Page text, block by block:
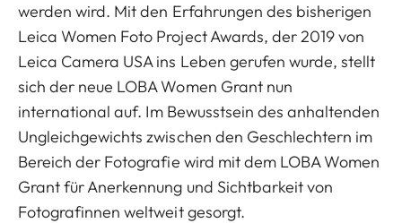
werden wird. Mit den Erfahrungen des bisherigen
Leica Women Foto Project Awards, der 2019 von
Leica Camera USA ins Leben gerufen wurde, stellt
sich der neue LOBA Women Grant nun
international auf. Im Bewusstsein des anhaltenden
Ungleichgewichts zwischen den Geschlechtern im
Bereich der Fotografie wird mit dem LOBA Women
Grant für Anerkennung und Sichtbarkeit von
Fotografinnen weltweit gesorgt.